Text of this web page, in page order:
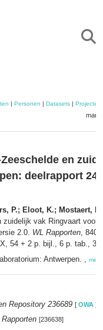
| Personen | Datasets| Projecten
en
deelrapport 24.
P.; Eloot, K.; Mostaert, F.
zuidelijk vak Ringvaart voor
2.0. WL Rapporten,
54 + 2 p. bijl., 6 p. tab.,
Antwerpen. , meer
Repository 236689 [ OWA ]
Rapporten [236638]